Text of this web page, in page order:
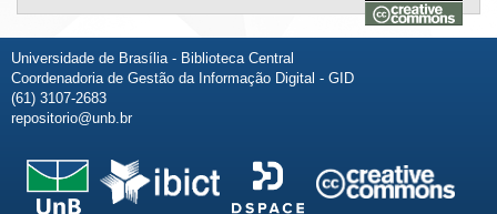
Universidade de Brasília - Biblioteca Central
Coordenadoria de Gestão da Informação Digital - GID
(61) 3107-2683
repositorio@unb.br